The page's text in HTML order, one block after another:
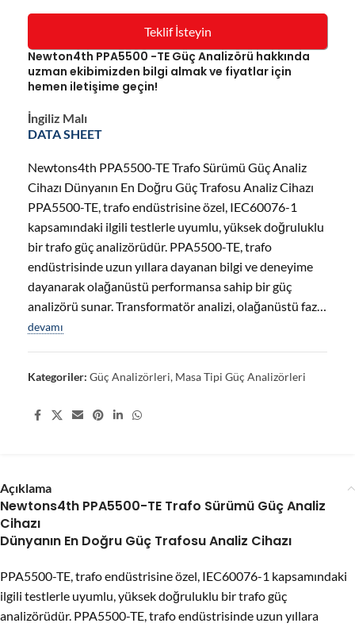
Teklif İsteyin
Newton4th PPA5500 -TE Güç Analizörü hakkında
uzman ekibimizden bilgi almak ve fiyatlar için
hemen iletişime geçin!
İngiliz Malı
DATA SHEET
Newtons4th PPA5500-TE Trafo Sürümü Güç Analiz
Cihazı Dünyanın En Doğru Güç Trafosu Analiz Cihazı
PPA5500-TE, trafo endüstrisine özel, IEC60076-1
kapsamındaki ilgili testlerle uyumlu, yüksek doğruluklu
bir trafo güç analizörüdür. PPA5500-TE, trafo
endüstrisinde uzun yıllara dayanan bilgi ve deneyime
dayanarak olağanüstü performansa sahip bir güç
analizörü sunar. Transformatör analizi, olağanüstü faz…
devamı
Kategoriler: Güç Analizörleri, Masa Tipi Güç Analizörleri
Share:
Açıklama
Newtons4th PPA5500-TE Trafo Sürümü Güç Analiz
Cihazı
Dünyanın En Doğru Güç Trafosu Analiz Cihazı
PPA5500-TE, trafo endüstrisine özel, IEC60076-1 kapsamındaki
ilgili testlerle uyumlu, yüksek doğruluklu bir trafo güç
analizörüdür. PPA5500-TE, trafo endüstrisinde uzun yıllara